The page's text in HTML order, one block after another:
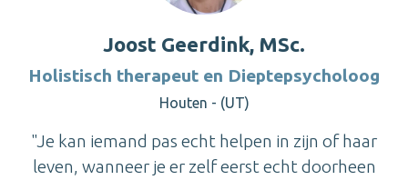
Joost Geerdink, MSc.
Holistisch therapeut en Dieptepsycholoog
Houten - (UT)
"Je kan iemand pas echt helpen in zijn of haar
leven, wanneer je er zelf eerst echt doorheen